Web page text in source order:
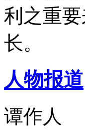
利之重
长。
人物报道
谭作人